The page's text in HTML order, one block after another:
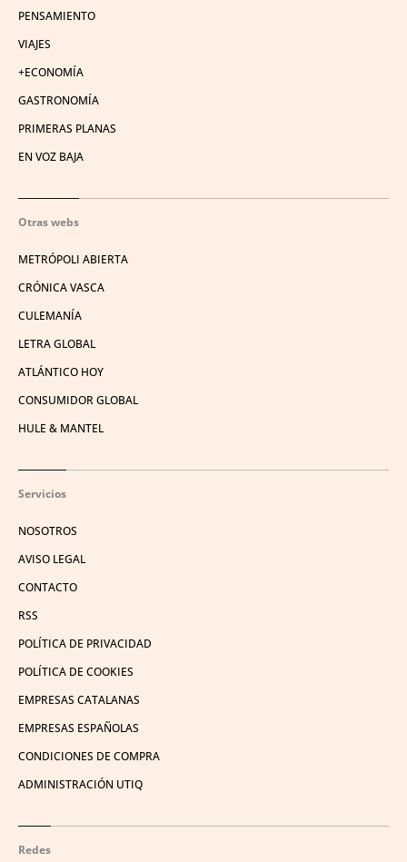
PENSAMIENTO
VIAJES
+ECONOMÍA
GASTRONOMÍA
PRIMERAS PLANAS
EN VOZ BAJA
Otras webs
METRÓPOLI ABIERTA
CRÓNICA VASCA
CULEMANÍA
LETRA GLOBAL
ATLÁNTICO HOY
CONSUMIDOR GLOBAL
HULE & MANTEL
Servicios
NOSOTROS
AVISO LEGAL
CONTACTO
RSS
POLÍTICA DE PRIVACIDAD
POLÍTICA DE COOKIES
EMPRESAS CATALANAS
EMPRESAS ESPAÑOLAS
CONDICIONES DE COMPRA
ADMINISTRACIÓN UTIQ
Redes